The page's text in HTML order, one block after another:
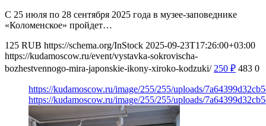
С 25 июля по 28 сентября 2025 года в музее-заповеднике
«Коломенское» пройдет…
125 RUB https://schema.org/InStock 2025-09-23T17:26:00+03:00
https://kudamoscow.ru/event/vystavka-sokrovischa-
bozhestvennogo-mira-japonskie-ikony-xiroko-kodzuki/ 250 ₽ 483 0
https://kudamoscow.ru/image/255/255/uploads/
https://kudamoscow.ru/image/255/255/uploads/